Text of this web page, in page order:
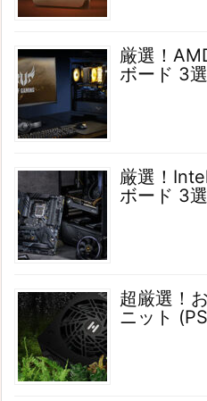
厳選！
ボード 3選
厳選！
ボード 3選
超厳選！
ニット